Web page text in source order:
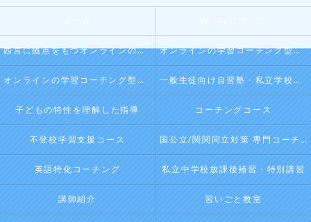
西宮に拠点をもつオンラインの学習コーチング型・映像授業型の塾･自習塾WillBeの口コミ情報 オンラインの学習コーチング型・映像授業型の塾･自習塾WillBeの評判
オンラインの学習コーチング型・映像授業型の塾･自習塾WillBeのお客様の声 一般生徒向け自習塾・私立学校向け放課後学習
子どもの特性を理解した指導 コーチングコース
不登校学習支援コース 国公立/関関同立対策 専門コーチング
英語特化コーチング 私立中学校放課後補習・特別講習
講師紹介 習いごと教室